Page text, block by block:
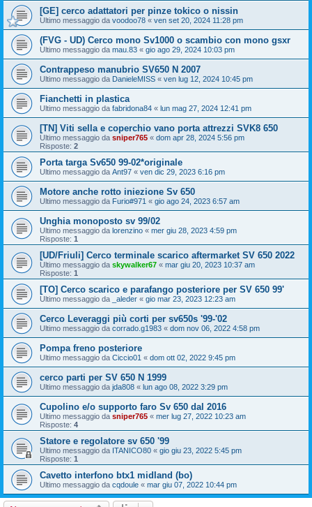
[GE] cerco adattatori per pinze tokico o nissin
Ultimo messaggio da voodoo78 « ven set 20, 2024 11:28 pm
(FVG - UD) Cerco mono Sv1000 o scambio con mono gsxr
Ultimo messaggio da mau.83 « gio ago 29, 2024 10:03 pm
Contrappeso manubrio SV650 N 2007
Ultimo messaggio da DanieleMISS « ven lug 12, 2024 10:45 pm
Fianchetti in plastica
Ultimo messaggio da fabridona84 « lun mag 27, 2024 12:41 pm
[TN] Viti sella e coperchio vano porta attrezzi SVK8 650
Ultimo messaggio da sniper765 « dom apr 28, 2024 5:56 pm
Risposte: 2
Porta targa Sv650 99-02*originale
Ultimo messaggio da Ant97 « ven dic 29, 2023 6:16 pm
Motore anche rotto iniezione Sv 650
Ultimo messaggio da Furio#971 « gio ago 24, 2023 6:57 am
Unghia monoposto sv 99/02
Ultimo messaggio da lorenzino « mer giu 28, 2023 4:59 pm
Risposte: 1
[UD/Friuli] Cerco terminale scarico aftermarket SV 650 2022
Ultimo messaggio da skywalker67 « mar giu 20, 2023 10:37 am
Risposte: 1
[TO] Cerco scarico e parafango posteriore per SV 650 99'
Ultimo messaggio da _aleder « gio mar 23, 2023 12:23 am
Cerco Leveraggi più corti per sv650s '99-'02
Ultimo messaggio da corrado.g1983 « dom nov 06, 2022 4:58 pm
Pompa freno posteriore
Ultimo messaggio da Ciccio01 « dom ott 02, 2022 9:45 pm
cerco parti per SV 650 N 1999
Ultimo messaggio da jda808 « lun ago 08, 2022 3:29 pm
Cupolino e/o supporto faro Sv 650 dal 2016
Ultimo messaggio da sniper765 « mer lug 27, 2022 10:23 am
Risposte: 4
Statore e regolatore sv 650 '99
Ultimo messaggio da ITANICO80 « gio giu 23, 2022 5:45 pm
Risposte: 1
Cavetto interfono btx1 midland (bo)
Ultimo messaggio da cqdoule « mar giu 07, 2022 10:44 pm